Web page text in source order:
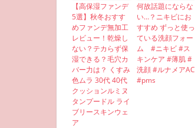
【高保湿ファンデ
5選】秋冬おすす
めファンデ無加工
レビュー！乾燥し
ない？テカらず保
湿できる？毛穴カ
バー力は？ くすみ
色ムラ 30代 40代
クッションルミヌ
タンプードル ライ
ブリースキンウェ
ア
何故話題にならな
い…？ニキビにお
すすめ ずっと使っ
ている洗顔フォー
ム #ニキビ #ス
キンケア #薄肌 #
洗顔 #ルナメアAC
#pms